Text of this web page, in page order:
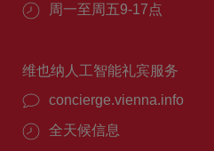
周一至周五9-17点
维也纳人工智能礼宾服务
concierge.vienna.info
全天候信息